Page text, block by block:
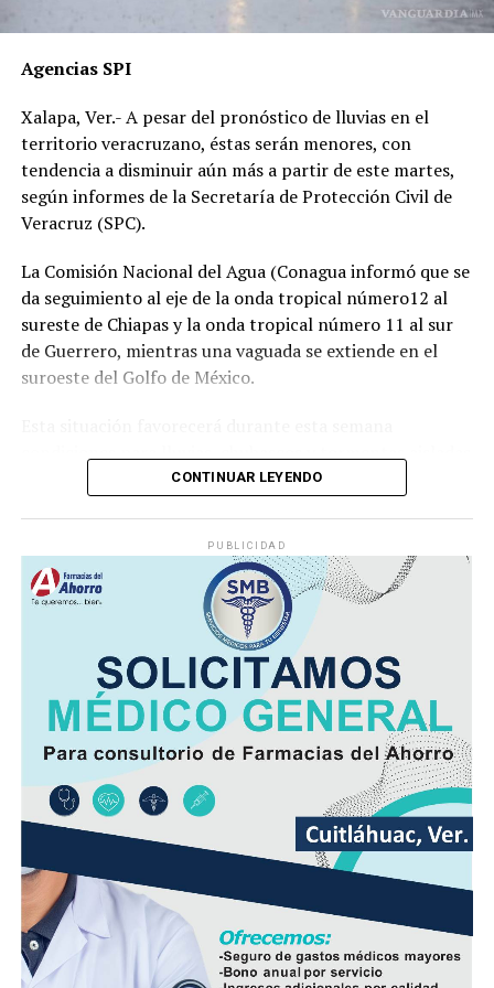
“Hoy fue mi Abraham,
mañana puede ser alguien
de tu familia. El homicida
sigue libre y operando en
las carreteras”, expresó un
familiar, exigiendo justicia.
El caso ha encendido el debate sobre la corrupción en la
Fiscalía y la impunidad que beneficia a conductores
responsables de muertes viales.
Agencias SPI
Xalapa, Ver.- A pesar del pronóstico de lluvias en el
territorio veracruzano, éstas serán menores, con
tendencia a disminuir aún más a partir de este martes,
según informes de la Secretaría de Protección Civil de
Veracruz (SPC).
La Comisión Nacional del Agua (Conagua informó que se
da seguimiento al eje de la onda tropical número12 al
sureste de Chiapas y la onda tropical número 11 al sur
de Guerrero, mientras una vaguada se extiende en el
suroeste del Golfo de México.
generalmente matutinas y nocturnas en zonas de costas
Las lluvias que se logren acumular en los siguientes siete
días podrían catalogarse dentro o ligeramente por
debajo de lo que normalmente llueve en gran parte de la
entidad y ligeramente por arriba de lo normal en áreas
de la zona sur.
En las siguientes 24 a 48 horas, se espera desarrollo de
nubosidad con lluvias y tormentas matutinas en el
litoral, condiciones que se extenderán por la tarde y
noche a regiones de montaña.
Las lluvias se estiman acumulados de 5 a 20 milímetros
por metro cuadrado (mm) y máximos de hasta 30 mm en
cuencas del sur y en zonas de montañas y; temperaturas
diurnas serán altas y el ambiente cálido, pero fresco por
la noche.
CONTINUAR LEYENDO
PUBLICIDAD